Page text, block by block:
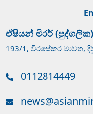
ඒෂියන් මිරර්
193/1, වීරසේකර මාවත,
0112814449